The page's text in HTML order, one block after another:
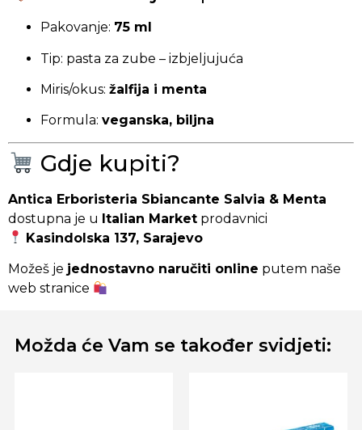
Pakovanje: 75 ml
Tip: pasta za zube – izbjeljujuća
Miris/okus: žalfija i menta
Formula: veganska, biljna
Gdje kupiti?
Antica Erboristeria Sbiancante Salvia & Menta
dostupna je u Italian Market prodavnici
Kasindolska 137, Sarajevo
Možeš je jednostavno naručiti online putem naše
web stranice
Možda će Vam se također svidjeti: